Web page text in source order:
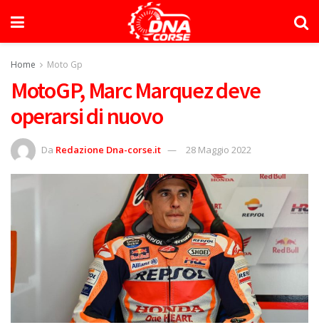
Home Moto Gp
MotoGP, Marc Marquez deve
operarsi di nuovo
Da Redazione Dna-corse.it 28 Maggio 2022